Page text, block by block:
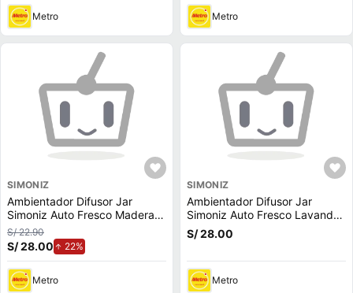
Metro Metro
SIMONIZ
Ambientador Difusor Jar
Simoniz Auto Fresco Madera
Can 8ml
S/ 22.90
S/ 28.00 22%
Metro
SIMONIZ
Ambientador Difusor Jar
Simoniz Auto Fresco Lavanda
8ml
S/ 28.00
Metro